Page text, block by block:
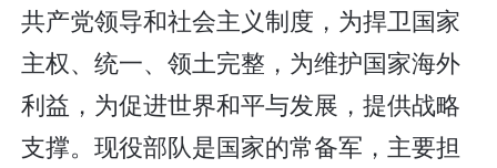
共产党领导和社会主义制度，为捍卫国家
主权、统一、领土完整，为维护国家海外
利益，为促进世界和平与发展，提供战略
支撑。现役部队是国家的常备军，主要担